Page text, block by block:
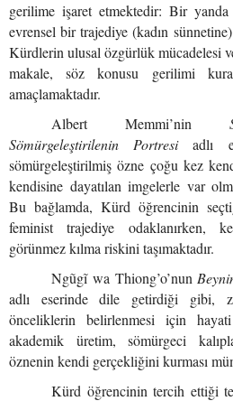
gerilime işaret etmektedir: Bir
evrensel bir trajediye (kadın
Kürdlerin ulusal özgürlük mücadelesi
makale, söz konusu gerilimi
amaçlamaktadır.
Albert Memmi’nin
Sömürgeleştirilenin Portresiadlı
sömürgeleştirilmiş özne çoğu kez
kendisine dayatılan imgelerle var
Bu bağlamda, Kürd öğrencinin
feminist trajediye odaklanırken,
görünmez kılma riskini taşımaktadır.
Ngũgĩ wa Thiong’o’nun
adlı eserinde dile getirdiği gibi,
önceliklerin belirlenmesi için
akademik üretim, sömürgeci
öznenin kendi gerçekliğini kurması
Kürd öğrencinin tercih ettiği